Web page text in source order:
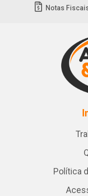
Notas
Política